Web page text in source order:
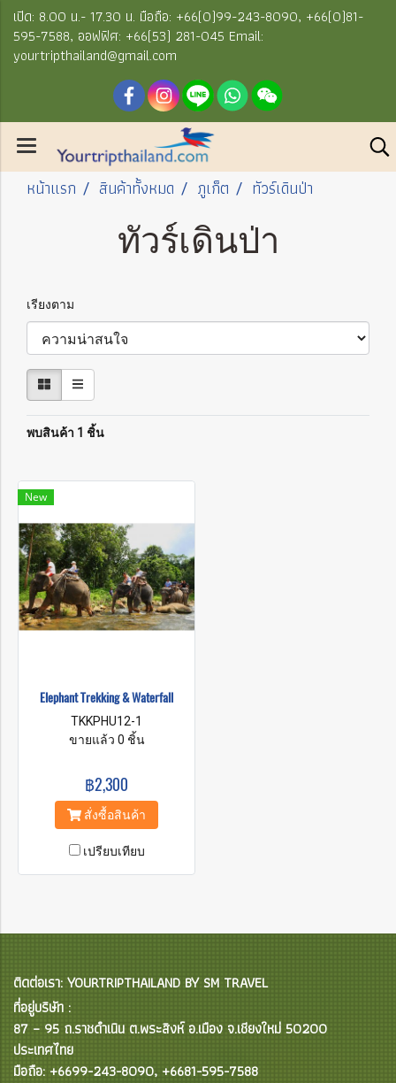
เปิด: 8.00 น.- 17.30 น. มือถือ: +66(0)99-243-8090, +66(0)81-
595-7588, ออฟฟิศ: +66(53) 281-045 Email:
yourtripthailand@gmail.com
หน้าแรก สินค้าทั้งหมด ภูเก็ต ทัวร์เดินป่า
ทัวร์เดินป่า
เรียงตาม
พบสินค้า 1 ชิ้น
New
Elephant Trekking & Waterfall
TKKPHU12-1
ขายแล้ว 0 ชิ้น
฿2,300
สั่งซื้อสินค้า
เปรียบเทียบ
ติดต่อเรา: YOURTRIPTHAILAND BY SM TRAVEL
ที่อยู่บริษัท :
87 – 95 ถ.ราชดำเนิน ต.พระสิงห์ อ.เมือง จ.เชียงใหม่ 50200
ประเทศไทย
มือถือ: +6699-243-8090, +6681-595-7588